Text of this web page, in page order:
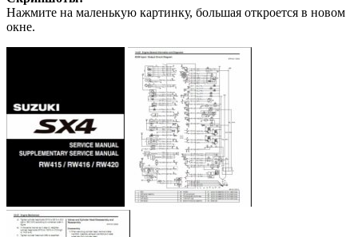
Нажмите на маленькую картинку, большая откроется в новом
окне.